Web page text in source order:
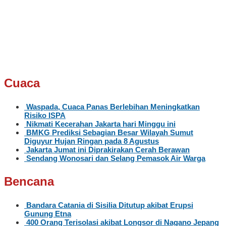
Cuaca
Waspada, Cuaca Panas Berlebihan Meningkatkan
Risiko ISPA
Nikmati Kecerahan Jakarta hari Minggu ini
BMKG Prediksi Sebagian Besar Wilayah Sumut
Diguyur Hujan Ringan pada 8 Agustus
Jakarta Jumat ini Diprakirakan Cerah Berawan
Sendang Wonosari dan Selang Pemasok Air Warga
Bencana
Bandara Catania di Sisilia Ditutup akibat Erupsi
Gunung Etna
400 Orang Terisolasi akibat Longsor di Nagano Jepang